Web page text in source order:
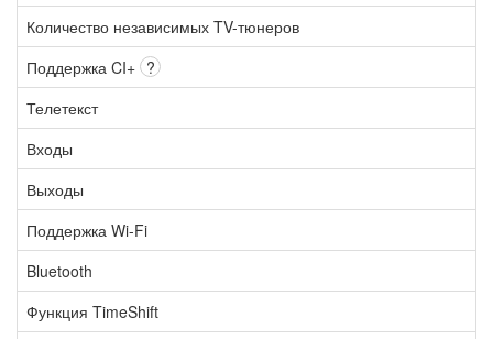
Количество независимых TV-тюнеров
Поддержка CI+ ?
Телетекст
Входы
Выходы
Поддержка Wi-Fi
Bluetooth
Функция TimeShift